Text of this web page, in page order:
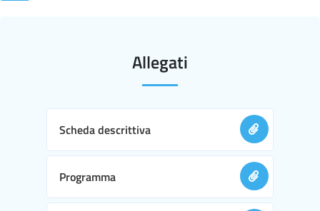
Allegati
Scheda descrittiva
Programma